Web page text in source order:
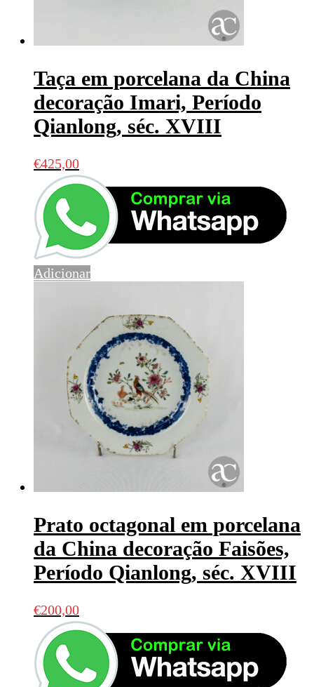
Taça em porcelana da China
decoração Imari, Período
Qianlong, séc. XVIII
€425,00
Adicionar
Prato octagonal em porcelana
da China decoração Faisões,
Período Qianlong, séc. XVIII
€200,00